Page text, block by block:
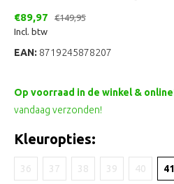
€89,97
€149,95
Incl. btw
EAN: 8719245878207
Op voorraad in de winkel &
vandaag verzonden!
Kleuropties:
36 37 38 39 40 41